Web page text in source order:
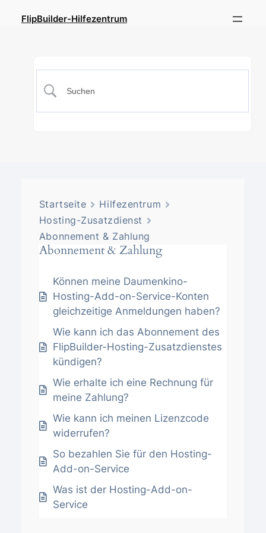
FlipBuilder-Hilfezentrum
Startseite
Hilfezentrum
Hosting-Zusatzdienst
Abonnement & Zahlung
Abonnement & Zahlung
Können meine Daumenkino-
Hosting-Add-on-Service-Konten
gleichzeitige Anmeldungen haben?
Wie kann ich das Abonnement des
FlipBuilder-Hosting-Zusatzdienstes
kündigen?
Wie erhalte ich eine Rechnung für
meine Zahlung?
Wie kann ich meinen Lizenzcode
widerrufen?
So bezahlen Sie für den Hosting-
Add-on-Service
Was ist der Hosting-Add-on-
Service